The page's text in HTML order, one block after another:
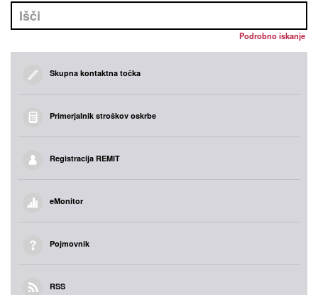
Podrobno iskanje
Skupna kontaktna točka
Primerjalnik stroškov oskrbe
Registracija REMIT
eMonitor
Pojmovnik
RSS